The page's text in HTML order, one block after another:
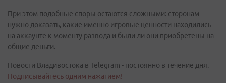
При этом подобные споры остаются сложными: сторонам
нужно доказать, какие именно игровые ценности находились
на аккаунте к моменту развода и были ли они приобретены на
общие деньги.
Новости Владивостока в Telegram - постоянно в течение дня.
Подписывайтесь одним нажатием!